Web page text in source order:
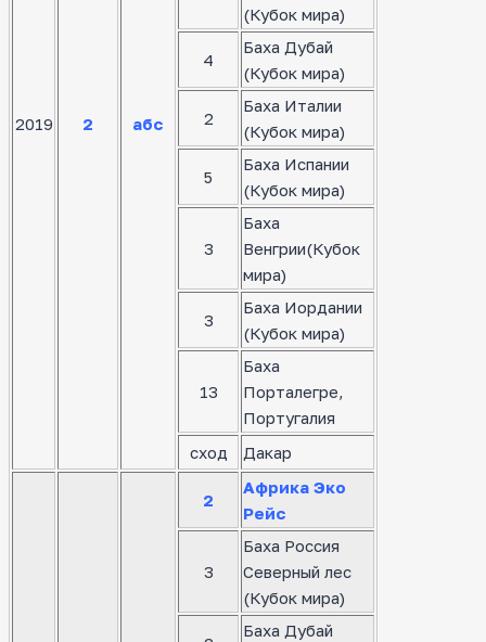
2019 2 абс
(Кубок мира)
4
Баха Дубай
(Кубок мира)
2
Баха Италии
(Кубок мира)
5
Баха Испании
(Кубок мира)
3
Баха
Венгрии(Кубок
мира)
3
Баха Иордании
(Кубок мира)
13
Баха
Порталегре,
Португалия
сход
Дакар
2
Африка Эко
Рейс
3
Баха Россия
Северный лес
(Кубок мира)
Баха Дубай